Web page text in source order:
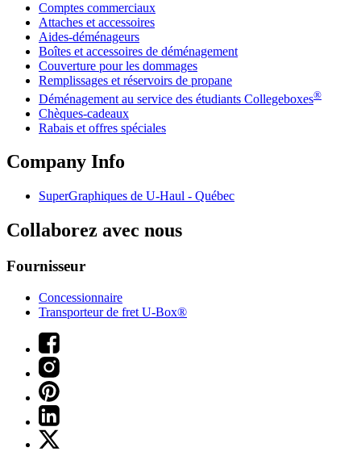
Comptes commerciaux
Attaches et accessoires
Aides-déménageurs
Boîtes et accessoires de déménagement
Couverture pour les dommages
Remplissages et réservoirs de propane
Déménagement au service des étudiants Collegeboxes®
Chèques-cadeaux
Rabais et offres spéciales
Company Info
SuperGraphiques de U-Haul - Québec
Collaborez avec nous
Fournisseur
Concessionnaire
Transporteur de fret U-Box®